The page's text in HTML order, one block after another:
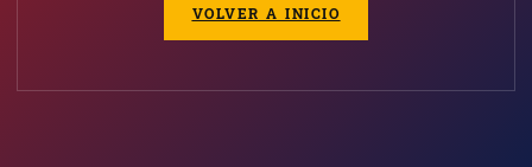
VOLVER A INICIO